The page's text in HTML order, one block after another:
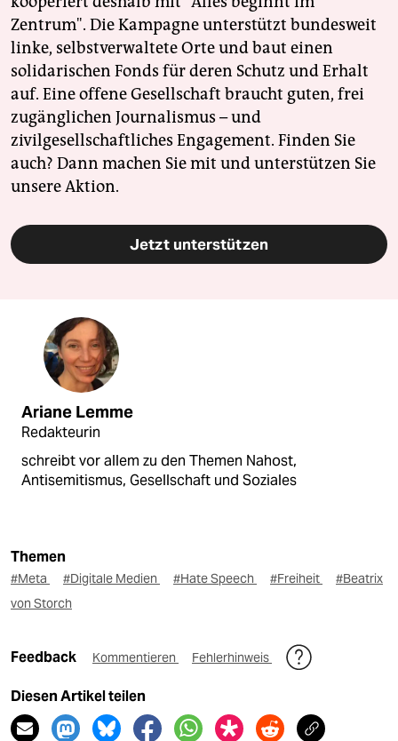
Zentrum". Die Kampagne unterstützt bundesweit
linke, selbstverwaltete Orte und baut einen
solidarischen Fonds für deren Schutz und Erhalt
auf. Eine offene Gesellschaft braucht guten, frei
zugänglichen Journalismus – und
zivilgesellschaftliches Engagement. Finden Sie
auch? Dann machen Sie mit und unterstützen Sie
unsere Aktion.
Jetzt unterstützen
Ariane Lemme
Redakteurin
schreibt vor allem zu den Themen Nahost,
Antisemitismus, Gesellschaft und Soziales
Themen
#Meta #Digitale Medien #Hate Speech #Freiheit
#Beatrix
von Storch
Feedback Kommentieren Fehlerhinweis
Diesen Artikel teilen